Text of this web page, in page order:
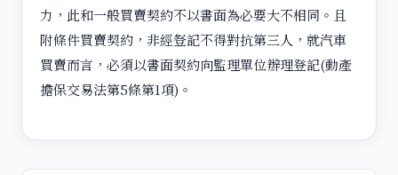
力，此和一般買賣契約不以書面為必要大不相同。且
附條件買賣契約，非經豋記不得對抗第三人，就汽車
買賣而言，必須以書面契約向監理單位辦理登記(動產
擔保交易法第5條第1項)。